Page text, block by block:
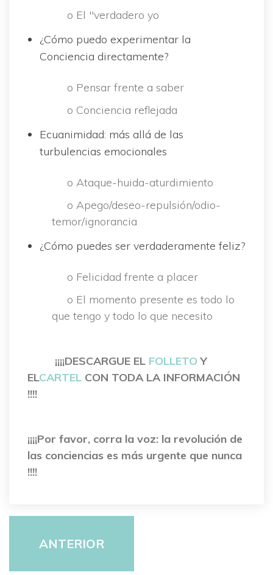
o El "verdadero yo
¿Cómo puedo experimentar la
Conciencia directamente?
o Pensar frente a saber
o Conciencia reflejada
Ecuanimidad: más allá de las
turbulencias emocionale
o Ataque-huida-aturdimiento
o Apego/deseo-repulsión/odio-
temor/ignorancia
¿Cómo puedes ser verdaderamente feliz?
o Felicidad frente a placer
o El momento presente es todo lo
que tengo y todo lo que necesito
¡¡¡¡DESCARGUE EL FOLLETO Y
ELCARTEL CON TODA LA INFORMACIÓN
!!!!
¡¡¡¡Por favor, corra la voz: la revolución de
las conciencias es más urgente que nunca
!!!!
ANTERIOR